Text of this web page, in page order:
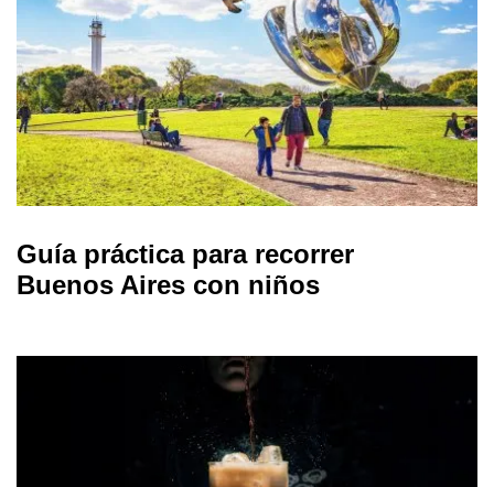
Guía práctica para recorrer
Buenos Aires con niños